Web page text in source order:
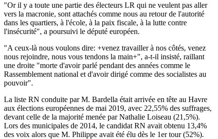
"Or il y a toute une partie des électeurs LR qui ne veulent pas aller
vers la macronie, sont attachés comme nous au retour de l'autorité
dans les quartiers, à l'école, à la paix fiscale, à la lutte contre
l'insécurité", a poursuivi le député européen.
"A ceux-là nous voulons dire: +venez travailler à nos côtés, venez
nous rejoindre, nous vous tendons la main+", a-t-il insisté, raillant
une droite "morte d'avoir parlé pendant des années comme le
Rassemblement national et d'avoir dirigé comme des socialistes au
pouvoir".
La liste RN conduite par M. Bardella était arrivée en tête au Havre
aux élections européennes de mai 2019, avec 22,55% des suffrages,
devant celle de la majorité menée par Nathalie Loiseau (21,5%).
Lors des municipales de 2014, le candidat RN avait obtenu 13,4%
des voix alors que M. Philippe avait été élu dès le 1er tour (52%).